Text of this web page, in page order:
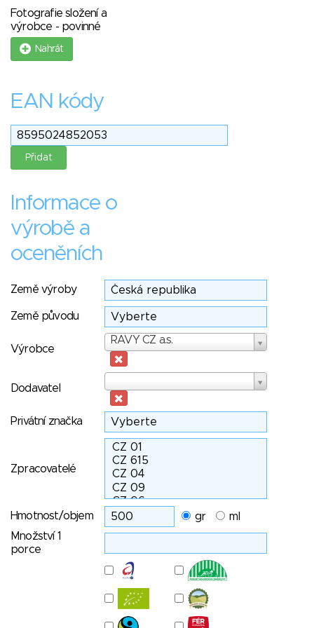
Fotografie složení a
výrobce - povinné
Nahrát
EAN kódy
Informace o
výrobě a
oceněních
Země výroby
Země původu
Výrobce
RAVY CZ a.s.
Výrobce
Dodavatel
Privátní značka
Zpracovatelé
Hmotnost/objem gr
ml
Množství 1
porce